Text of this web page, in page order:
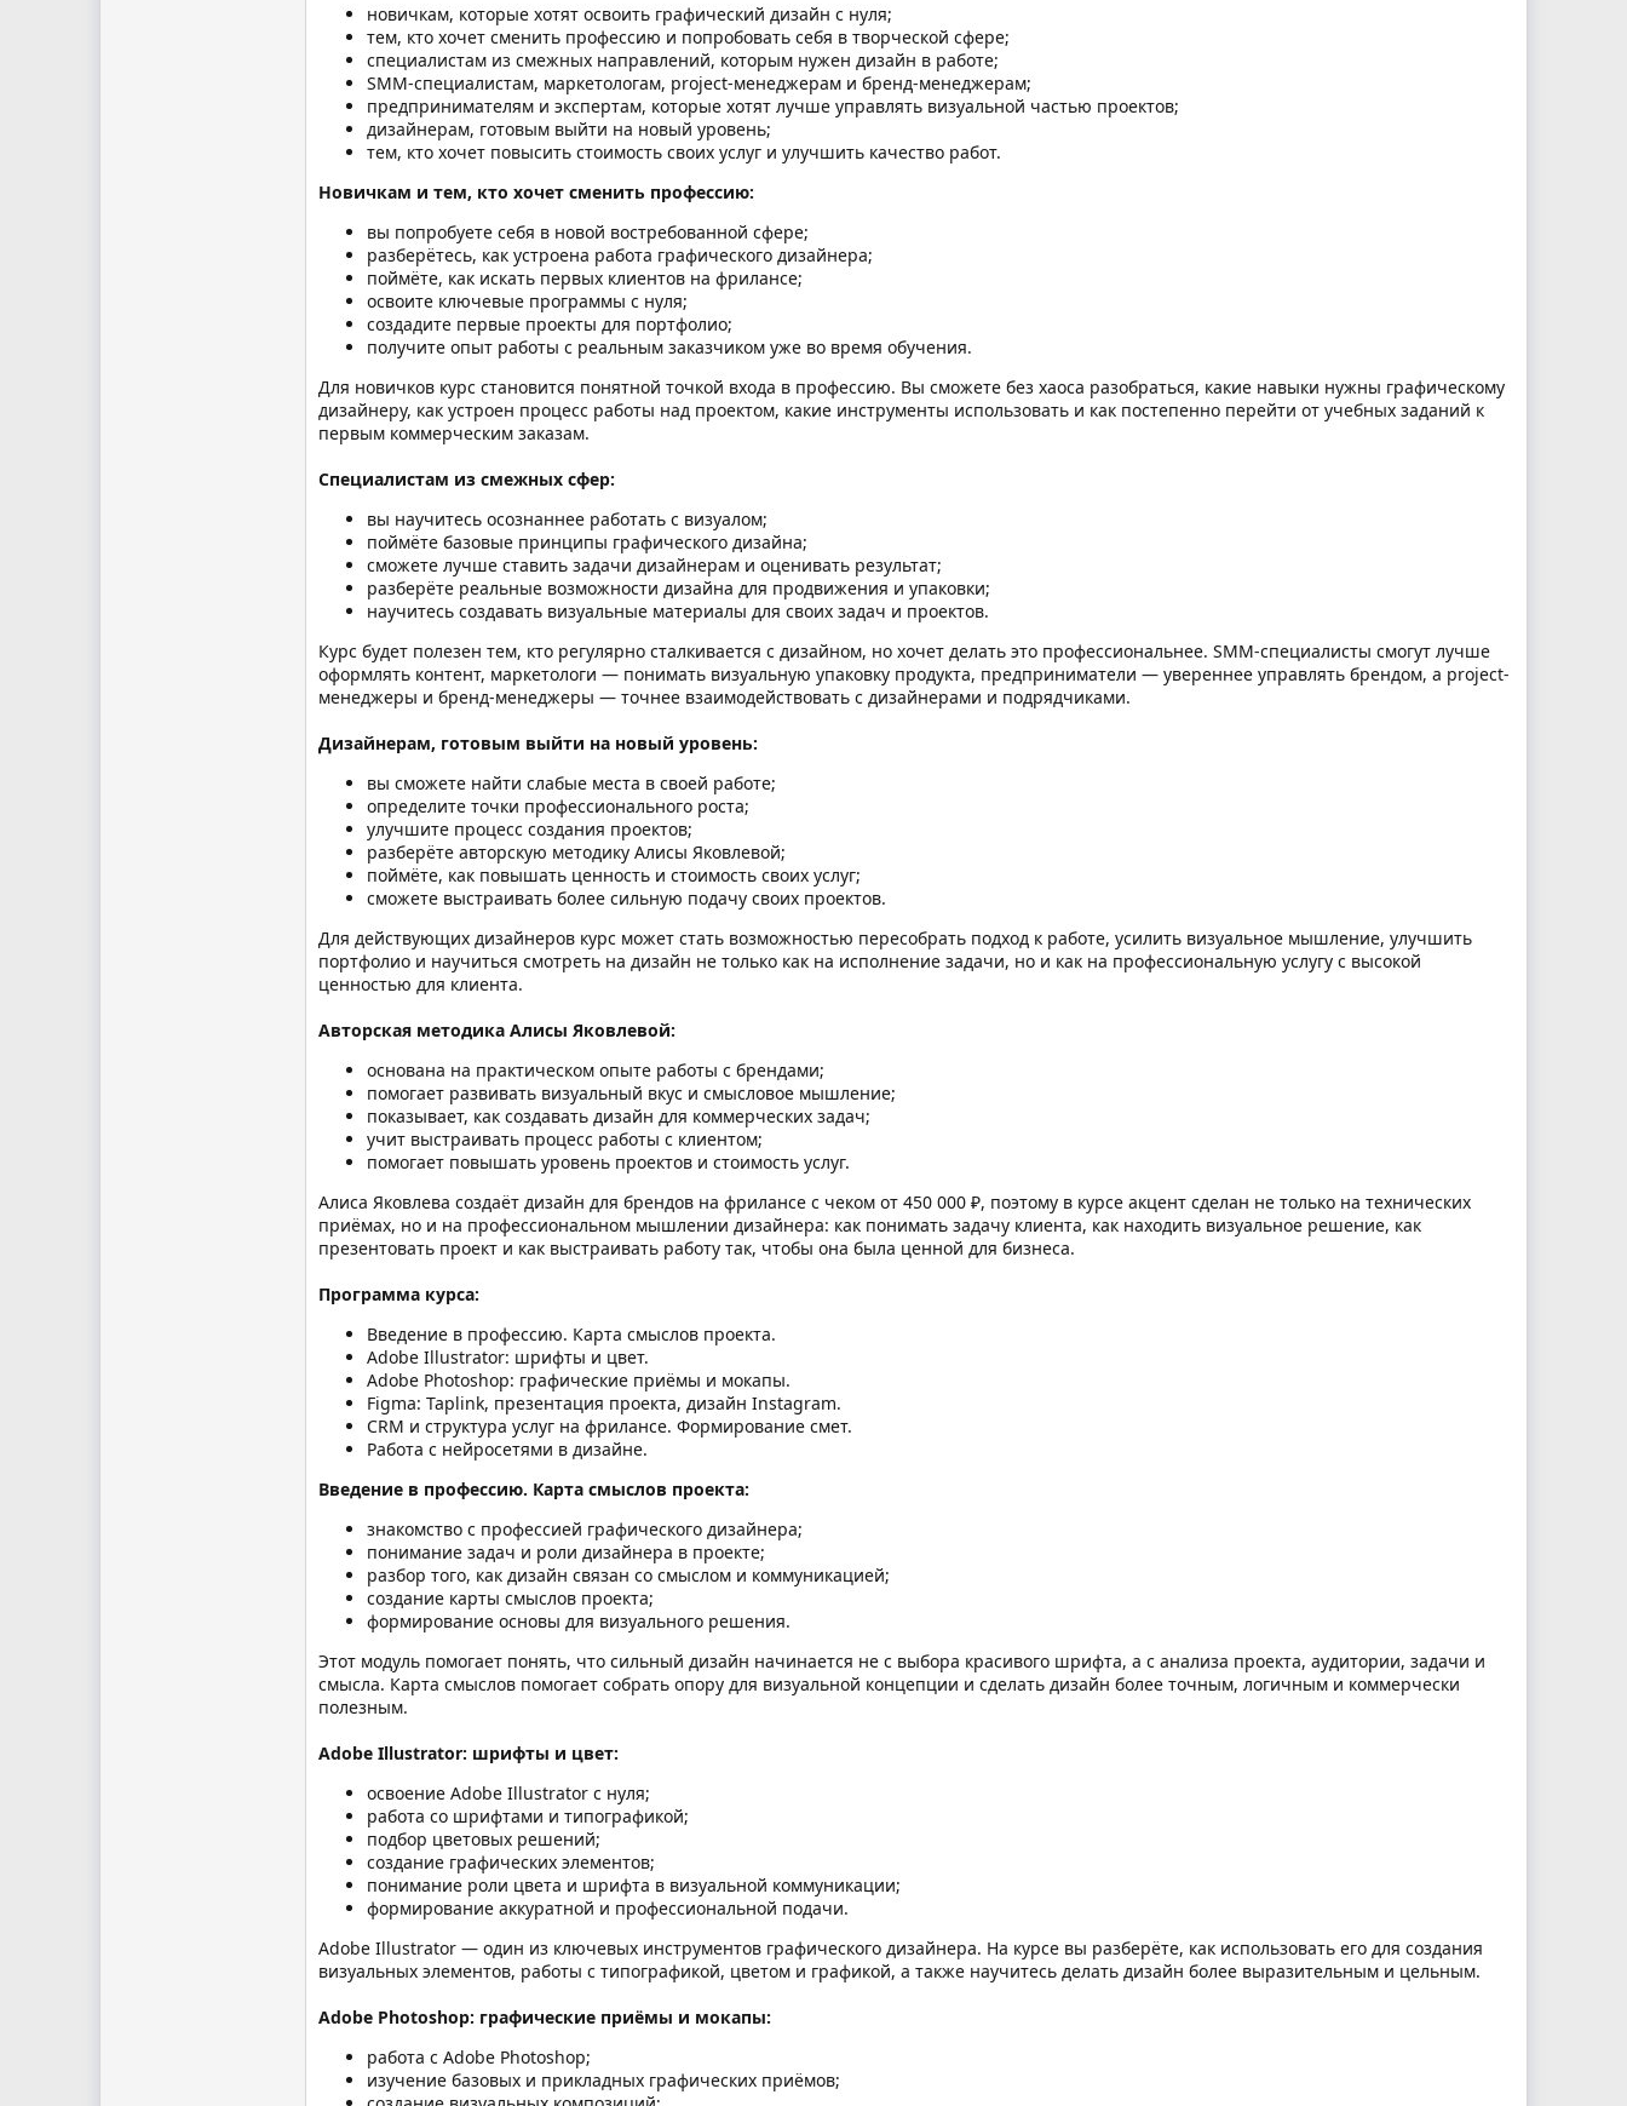
новичкам, которые хотят освоить графический дизайн с нуля;
тем, кто хочет сменить профессию и попробовать себя в творческой сфере;
специалистам из смежных направлений, которым нужен дизайн в работе;
SMM-специалистам, маркетологам, project-менеджерам и бренд-менеджерам;
предпринимателям и экспертам, которые хотят лучше управлять визуальной частью проектов;
дизайнерам, готовым выйти на новый уровень;
тем, кто хочет повысить стоимость своих услуг и улучшить качество работ.
Новичкам и тем, кто хочет сменить профессию:
вы попробуете себя в новой востребованной сфере;
разберётесь, как устроена работа графического дизайнера;
поймёте, как искать первых клиентов на фрилансе;
освоите ключевые программы с нуля;
создадите первые проекты для портфолио;
получите опыт работы с реальным заказчиком уже во время обучения.
Для новичков курс становится понятной точкой входа в профессию. Вы сможете без хаоса разобраться, какие навыки нужны графическому
дизайнеру, как устроен процесс работы над проектом, какие инструменты использовать и как постепенно перейти от учебных заданий к
первым коммерческим заказам.
Специалистам из смежных сфер:
вы научитесь осознаннее работать с визуалом;
поймёте базовые принципы графического дизайна;
сможете лучше ставить задачи дизайнерам и оценивать результат;
разберёте реальные возможности дизайна для продвижения и упаковки;
научитесь создавать визуальные материалы для своих задач и проектов.
Курс будет полезен тем, кто регулярно сталкивается с дизайном, но хочет делать это профессиональнее. SMM-специалисты смогут лучше
оформлять контент, маркетологи — понимать визуальную упаковку продукта, предприниматели — увереннее управлять брендом, а project-
менеджеры и бренд-менеджеры — точнее взаимодействовать с дизайнерами и подрядчиками.
Дизайнерам, готовым выйти на новый уровень:
вы сможете найти слабые места в своей работе;
определите точки профессионального роста;
улучшите процесс создания проектов;
разберёте авторскую методику Алисы Яковлевой;
поймёте, как повышать ценность и стоимость своих услуг;
сможете выстраивать более сильную подачу своих проектов.
Для действующих дизайнеров курс может стать возможностью пересобрать подход к работе, усилить визуальное мышление, улучшить
портфолио и научиться смотреть на дизайн не только как на исполнение задачи, но и как на профессиональную услугу с высокой
ценностью для клиента.
Авторская методика Алисы Яковлевой:
основана на практическом опыте работы с брендами;
помогает развивать визуальный вкус и смысловое мышление;
показывает, как создавать дизайн для коммерческих задач;
учит выстраивать процесс работы с клиентом;
помогает повышать уровень проектов и стоимость услуг.
Алиса Яковлева создаёт дизайн для брендов на фрилансе с чеком от 450 000 ₽, поэтому в курсе акцент сделан не только на технических
приёмах, но и на профессиональном мышлении дизайнера: как понимать задачу клиента, как находить визуальное решение, как
презентовать проект и как выстраивать работу так, чтобы она была ценной для бизнеса.
Программа курса:
Введение в профессию. Карта смыслов проекта.
Adobe Illustrator: шрифты и цвет.
Adobe Photoshop: графические приёмы и мокапы.
Figma: Taplink, презентация проекта, дизайн Instagram.
CRM и структура услуг на фрилансе. Формирование смет.
Работа с нейросетями в дизайне.
Введение в профессию. Карта смыслов проекта:
знакомство с профессией графического дизайнера;
понимание задач и роли дизайнера в проекте;
разбор того, как дизайн связан со смыслом и коммуникацией;
создание карты смыслов проекта;
формирование основы для визуального решения.
Этот модуль помогает понять, что сильный дизайн начинается не с выбора красивого шрифта, а с анализа проекта, аудитории, задачи и
смысла. Карта смыслов помогает собрать опору для визуальной концепции и сделать дизайн более точным, логичным и коммерчески
полезным.
Adobe Illustrator: шрифты и цвет:
освоение Adobe Illustrator с нуля;
работа со шрифтами и типографикой;
подбор цветовых решений;
создание графических элементов;
понимание роли цвета и шрифта в визуальной коммуникации;
формирование аккуратной и профессиональной подачи.
Adobe Illustrator — один из ключевых инструментов графического дизайнера. На курсе вы разберёте, как использовать его для создания
визуальных элементов, работы с типографикой, цветом и графикой, а также научитесь делать дизайн более выразительным и цельным.
Adobe Photoshop: графические приёмы и мокапы:
работа с Adobe Photoshop;
изучение базовых и прикладных графических приёмов;